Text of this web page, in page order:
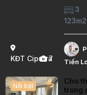
KĐT Ciputra
7
khu
hộ đã
lượng
hiện
3
123m2
Tiến
Nổi bật
Cho
trong